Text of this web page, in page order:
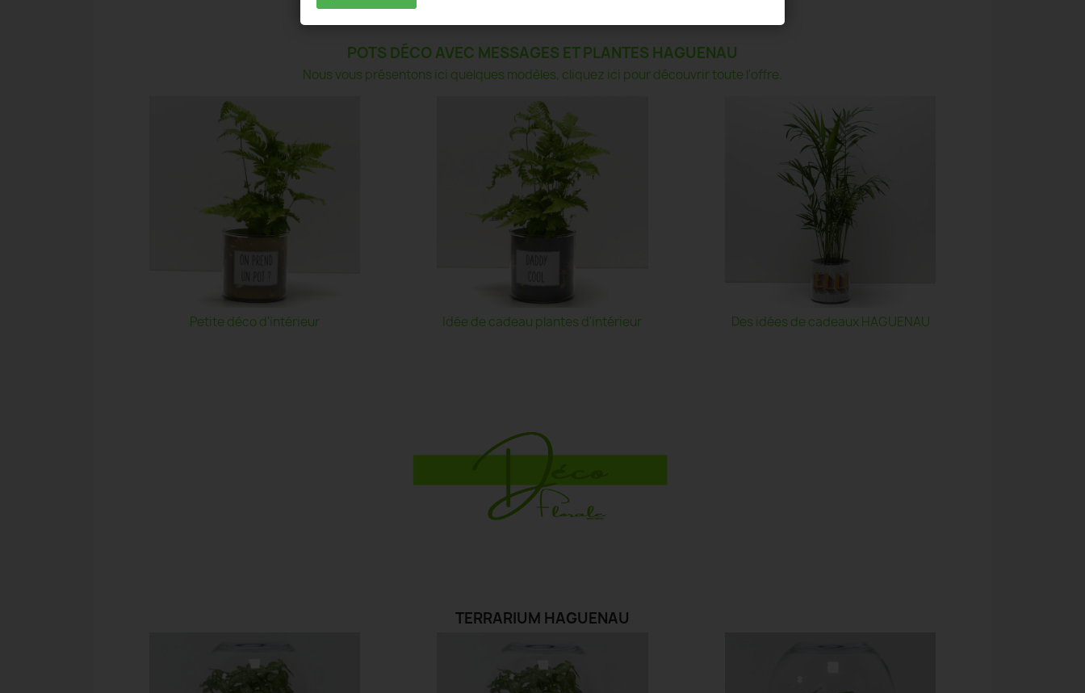
POTS DÉCO AVEC MESSAGES ET PLANTES HAGUENAU
Nous vous présentons ici quelques modèles, cliquez ici pour découvrir toute l'offre.
Petite déco d'intérieur Idée de cadeau plantes d'intérieur Des idées de cadeaux HAGUENAU
TERRARIUM HAGUENAU